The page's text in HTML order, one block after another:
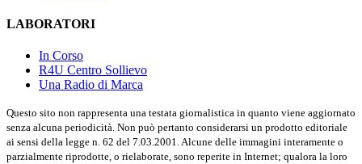
LABORATORI
In Corso
R4U Centro Sollievo
Una Radio di Marca
Questo sito non rappresenta una testata giornalistica in quanto viene aggiornato
senza alcuna periodicità. Non può pertanto considerarsi un prodotto editoriale
ai sensi della legge n. 62 del 7.03.2001. Alcune delle immagini interamente o
parzialmente riprodotte, o rielaborate, sono reperite in Internet; qualora la loro